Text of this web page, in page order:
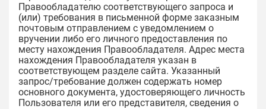
Правообладателю соответствующего запроса и
(или) требования в письменной форме заказным
почтовым отправлением с уведомлением о
вручении либо его личного предоставления по
месту нахождения Правообладателя. Адрес места
нахождения Правообладателя указан в
соответствующем разделе сайта. Указанный
запрос/требование должен содержать номер
основного документа, удостоверяющего личность
Пользователя или его представителя, сведения о